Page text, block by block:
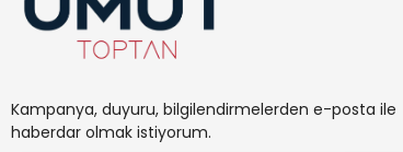
Kampanya, duyuru, bilgilendirmelerden e-posta ile
haberdar olmak istiyorum.